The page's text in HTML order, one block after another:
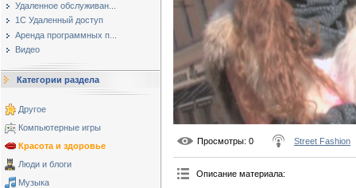
Удаленное обслуживан...
1С Удаленный доступ
Аренда программных п...
Видео
Категории раздела
Другое
Компьютерные игры
Красота и здоровье
Люди и блоги
Музыка
Просмотры: 0 Street Fashion
Описание материала: